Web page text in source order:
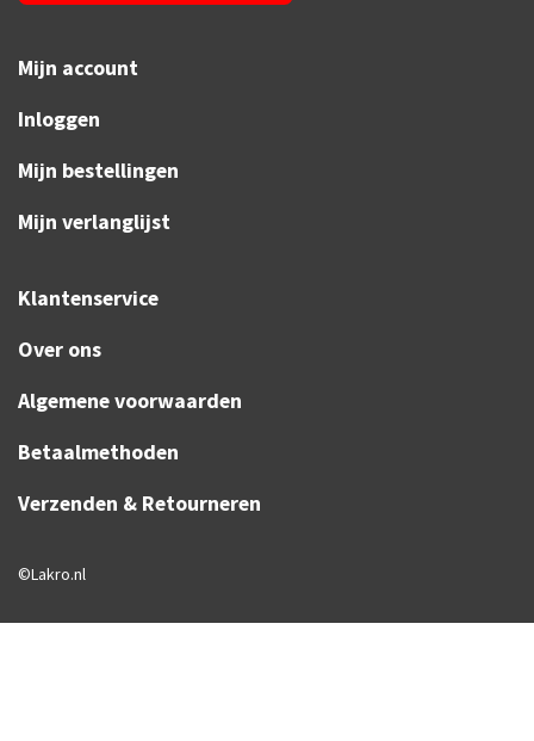
Mijn account
Inloggen
Mijn bestellingen
Mijn verlanglijst
Klantenservice
Over ons
Algemene voorwaarden
Betaalmethoden
Verzenden & Retourneren
©Lakro.nl